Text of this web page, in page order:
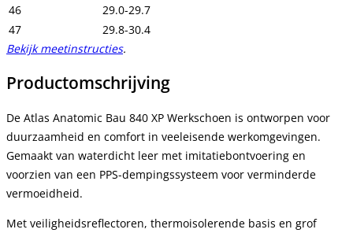
46
29.0-29.7
47
29.8-30.4
Bekijk meetinstructies.
Productomschrijving
De Atlas Anatomic Bau 840 XP Werkschoen is ontworpen voor
duurzaamheid en comfort in veeleisende werkomgevingen.
Gemaakt van waterdicht leer met imitatiebontvoering en
voorzien van een PPS-dempingssysteem voor verminderde
vermoeidheid.
Met veiligheidsreflectoren, thermoisolerende basis en grof